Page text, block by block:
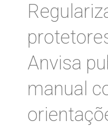
Anvisa
manual